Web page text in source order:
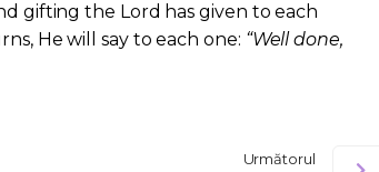
gifting the Lord has given to each
He will say to each one: “Well done,
Următorul